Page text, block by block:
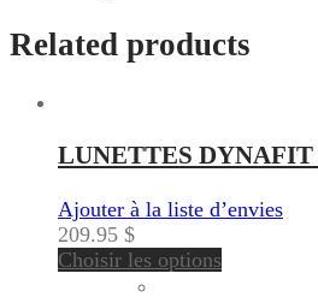
Related products
LUNETTES DYNAFIT
Ajouter à la liste d’envies
209.95 $
Choisir les options